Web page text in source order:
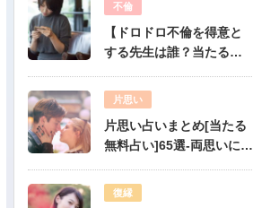
不倫
【ドロドロ不倫を得意と
する先生は誰？当たる電
片思い
片思い占いまとめ[当たる
無料占い]65選-両思いにな
当たる片思い占い
復縁